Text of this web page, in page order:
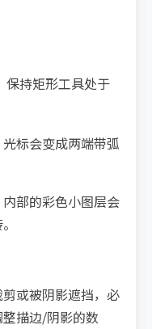
保持矩形工具处于
标会变成两端带弧
部的彩色小图层会
或被阴影遮挡，必
描边/阴影的数